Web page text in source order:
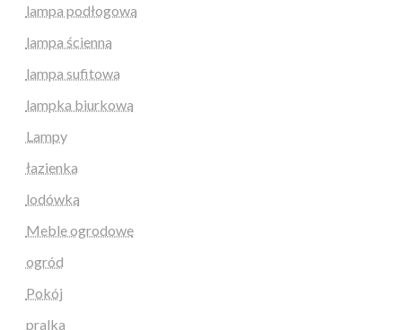
lampa podłogowa
lampa ścienna
lampa sufitowa
lampka biurkowa
Lampy
łazienka
lodówka
Meble ogrodowe
ogród
Pokój
pralka